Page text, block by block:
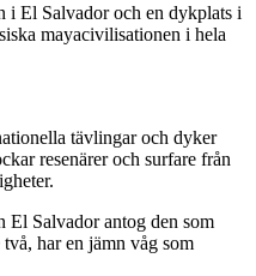
i El Salvador och en dykplats i
mayacivilisationen i hela
tävlingar och dyker
resenärer och surfare från
El Salvador antog den som
har en jämn våg som